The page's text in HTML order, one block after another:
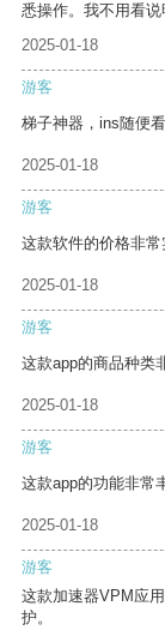
悉操作。我不用看说
2025-01-18
游客
梯子神器，ins随便
2025-01-18
游客
这款软件的价格非常
2025-01-18
游客
这款app的商品种类
2025-01-18
游客
这款app的功能非常
2025-01-18
游客
这款加速器VPM应
护。